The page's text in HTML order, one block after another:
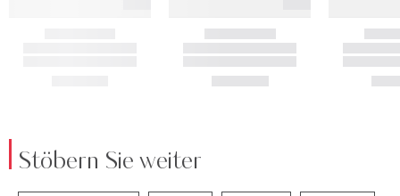
Stöbern Sie weiter